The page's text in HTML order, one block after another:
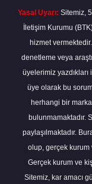
Yasal Uyarı: Sitemiz,
İletişim Kurumu
hizmet
denetleme veya
üyelerimiz
üye olarak bu
herhangi bir
bulunmamaktadır.
paylaşılmaktadır.
olup, gerçek kurum
Gerçek kurum ve
Sitemiz, kar amacı